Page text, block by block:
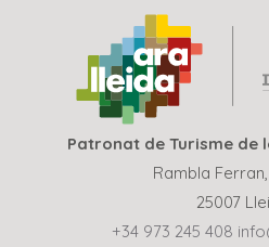
Patronat de Turisme de
Rambla
25007
+34 973 245 408